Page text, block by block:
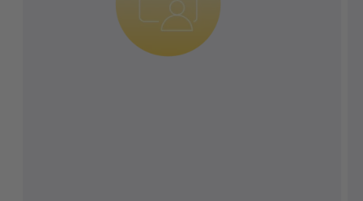
W pełni cyfrowa rejestracja działa
autonomicznie, oszczędzając koszty
recepcji i skracając czas oczekiwania.W